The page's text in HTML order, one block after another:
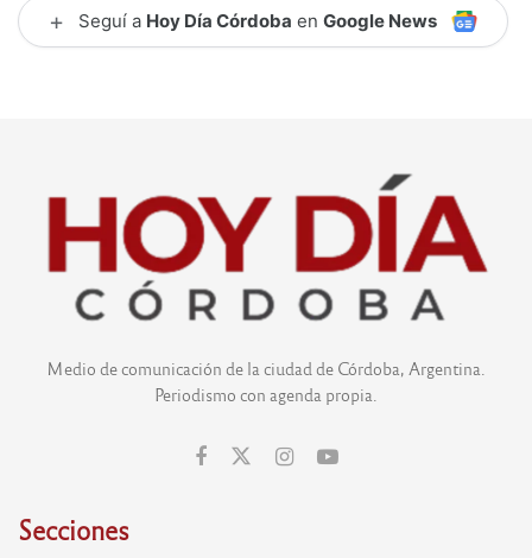
+ Seguí a Hoy Día Córdoba en Google News
Medio de comunicación de la ciudad de Córdoba, Argentina.
Periodismo con agenda propia.
Secciones